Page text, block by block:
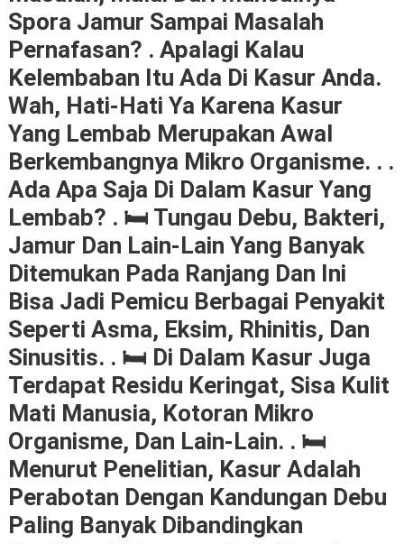
Spora Jamur Sampai Masalah
Pernafasan? . Apalagi Kalau
Kelembaban Itu Ada Di Kasur Anda.
Wah, Hati-Hati Ya Karena Kasur
Yang Lembab Merupakan Awal
Berkembangnya Mikro Organisme. . .
Ada Apa Saja Di Dalam Kasur Yang
Lembab? . 🛏 Tungau Debu, Bakteri,
Jamur Dan Lain-Lain Yang Banyak
Ditemukan Pada Ranjang Dan Ini
Bisa Jadi Pemicu Berbagai Penyakit
Seperti Asma, Eksim, Rhinitis, Dan
Sinusitis. . 🛏 Di Dalam Kasur Juga
Terdapat Residu Keringat, Sisa Kulit
Mati Manusia, Kotoran Mikro
Organisme, Dan Lain-Lain. . 🛏
Menurut Penelitian, Kasur Adalah
Perabotan Dengan Kandungan Debu
Paling Banyak Dibandingkan